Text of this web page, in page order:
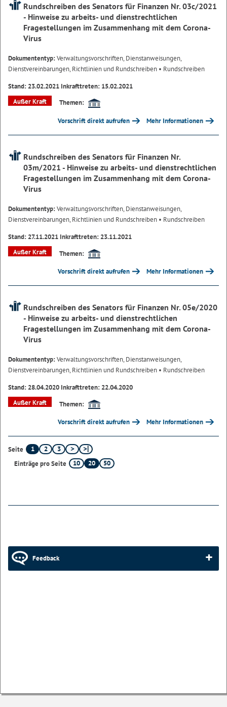
Rundschreiben des Senators für Finanzen Nr. 03c/2021
- Hinweise zu arbeits- und dienstrechtlichen
Fragestellungen im Zusammenhang mit dem Corona-
Virus
Dokumententyp:Verwaltungsvorschriften, Dienstanweisungen,
Dienstvereinbarungen, Richtlinien und Rundschreiben • Rundschreiben
Stand: 23.02.2021 Inkrafttreten: 15.02.2021
Außer Kraft
Themen:
Vorschrift direkt aufrufen Mehr Informationen
Rundschreiben des Senators für Finanzen Nr.
03m/2021 - Hinweise zu arbeits- und dienstrechtlichen
Fragestellungen im Zusammenhang mit dem Corona-
Virus
Dokumententyp:Verwaltungsvorschriften, Dienstanweisungen,
Dienstvereinbarungen, Richtlinien und Rundschreiben • Rundschreiben
Stand: 27.11.2021 Inkrafttreten: 23.11.2021
Außer Kraft
Themen:
Vorschrift direkt aufrufen Mehr Informationen
Rundschreiben des Senators für Finanzen Nr. 05e/2020
- Hinweise zu arbeits- und dienstrechtlichen
Fragestellungen im Zusammenhang mit dem Corona-
Virus
Dokumententyp:Verwaltungsvorschriften, Dienstanweisungen,
Dienstvereinbarungen, Richtlinien und Rundschreiben • Rundschreiben
Stand: 28.04.2020 Inkrafttreten: 22.04.2020
Außer Kraft
Themen:
Vorschrift direkt aufrufen Mehr Informationen
Seite 1 2
3
Einträge pro Seite
10 20 50
Feedback